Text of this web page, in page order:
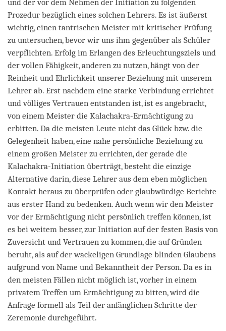
und der vor dem Nehmen der Initiation zu folgenden
Prozedur bezüglich eines solchen Lehrers. Es ist äußerst
wichtig, einen tantrischen Meister mit kritischer Prüfung
zu untersuchen, bevor wir uns ihm gegenüber als Schüler
verpflichten. Erfolg im Erlangen des Erleuchtungsziels und
der vollen Fähigkeit, anderen zu nutzen, hängt von der
Reinheit und Ehrlichkeit unserer Beziehung mit unserem
Lehrer ab. Erst nachdem eine starke Verbindung errichtet
und völliges Vertrauen entstanden ist, ist es angebracht,
von einem Meister die Kalachakra-Ermächtigung zu
erbitten. Da die meisten Leute nicht das Glück bzw. die
Gelegenheit haben, eine nahe persönliche Beziehung zu
einem großen Meister zu errichten, der gerade die
Kalachakra-Initiation überträgt, besteht die einzige
Alternative darin, diese Lehrer aus dem eben möglichen
Kontakt heraus zu überprüfen oder glaubwürdige Berichte
aus erster Hand zu bedenken. Auch wenn wir den Meister
vor der Ermächtigung nicht persönlich treffen können, ist
es bei weitem besser, zur Initiation auf der festen Basis von
Zuversicht und Vertrauen zu kommen, die auf Gründen
beruht, als auf der wackeligen Grundlage blinden Glaubens
aufgrund von Name und Bekanntheit der Person. Da es in
den meisten Fällen nicht möglich ist, vorher in einem
privatem Treffen um Ermächtigung zu bitten, wird die
Anfrage formell als Teil der anfänglichen Schritte der
Zeremonie durchgeführt.